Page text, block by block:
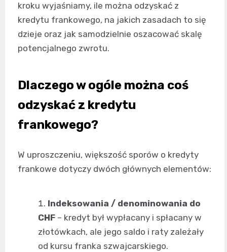
kroku wyjaśniamy, ile można odzyskać z
kredytu frankowego, na jakich zasadach to się
dzieje oraz jak samodzielnie oszacować skalę
potencjalnego zwrotu.
Dlaczego w ogóle można coś
odzyskać z kredytu
frankowego?
W uproszczeniu, większość sporów o kredyty
frankowe dotyczy dwóch głównych elementów:
Indeksowania / denominowania do
CHF – kredyt był wypłacany i spłacany w
złotówkach, ale jego saldo i raty zależały
od kursu franka szwajcarskiego.